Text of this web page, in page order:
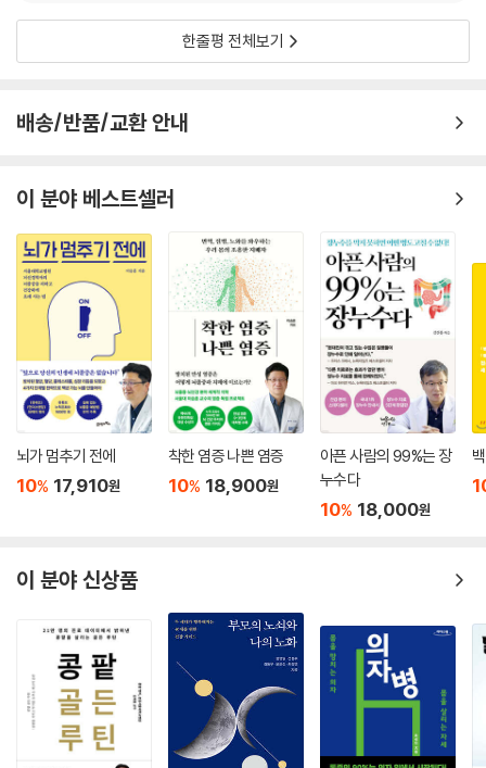
한줄평 전체보기
배송/반품/교환 안내
이 분야 베스트셀러
뇌가 멈추기 전에
10% 17,910원
착한 염증 나쁜 염증
10% 18,900원
아픈 사람의 99%는 장
누수다
10% 18,000원
이 분야 신상품